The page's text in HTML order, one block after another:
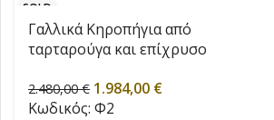
SOLD
OUT
Γαλλικά Κηροπήγια από
ταρταρούγα και επίχρυσο
2.480,00€ 1.984,00 €
Κωδικός: Φ2